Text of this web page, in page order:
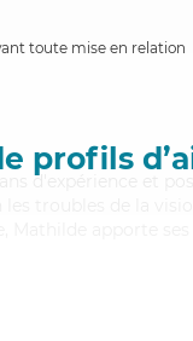
toute mise en relation
profils
d'expérience et
troubles de la